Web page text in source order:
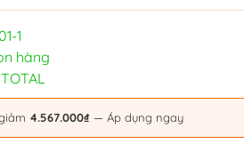
1
hàng
TOTAL
4.567.000₫ — Áp dụng ngay